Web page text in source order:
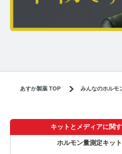
あすか製薬 TOP みんなのホルモ
キットとメディアに関
ホルモン量測定キッ